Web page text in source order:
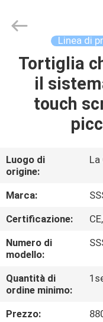
CASA.
PRODOTTI
SU
DI
NOI
VISITA
ALLA
FABBRICA
Machinery
Technology
Reserved.
Linea di
Tortiglia
il
touch
Luogo di
origine:
La
Marca:
Certificazione:
Numero di
modello:
Quantità di
ordine minimo:
Prezzo: